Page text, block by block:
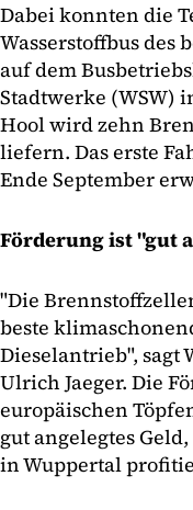
Dabei konnten die
Wasserstoffbus des
auf dem
Stadtwerke (WSW)
Hool wird zehn
liefern. Das erste
Ende September
Förderung ist "gut
"Die
beste
Dieselantrieb", sagt
Ulrich Jaeger. Die
europäischen
gut angelegtes
in Wuppertal